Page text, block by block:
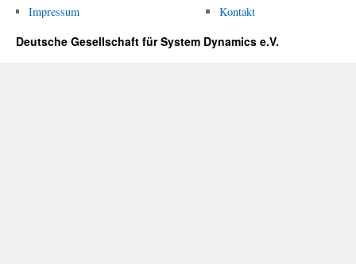
Impressum Kontakt
Deutsche Gesellschaft für System Dynamics e.V.